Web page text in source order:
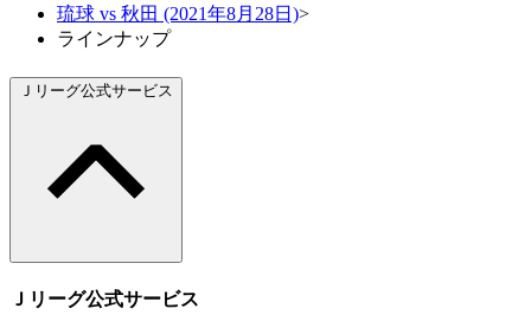
琉球 vs 秋田 (2021年8月28日)>
ラインナップ
Ｊリーグ公式サービス
Ｊリーグ公式サービス